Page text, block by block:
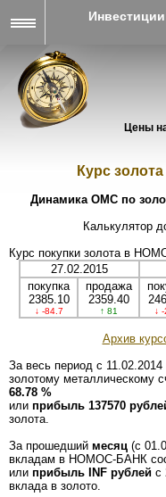
Цены
Курс
Динамика ОМС по
Калькулятор
Курс покупки золота в
27.02.2015
покупка
2385.10
↓ -84.7
продажа
2359.40
↑ 81 ↓
Архив
За весь период с
золотому
68.78 %
или прибыль 137570
золота.
За прошедший месяц (с
вкладам в НОМОС-БАНК
или прибыль INF рублей с
вклада в золото.